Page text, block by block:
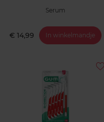
Serum
€ 14,99 In winkelmandje